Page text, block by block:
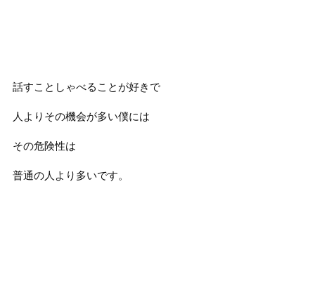
話すことしゃべることが好きで
人よりその機会が多い僕には
その危険性は
普通の人より多いです。